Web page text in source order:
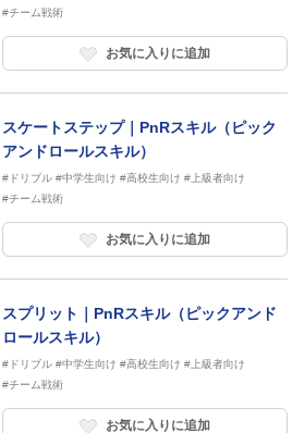
#チーム戦術
お気に入りに追加
スケートステップ｜PnRスキル（ピック
アンドロールスキル）
#ドリブル #中学生向け #高校生向け #上級者向け
#チーム戦術
お気に入りに追加
スプリット｜PnRスキル（ピックアンド
ロールスキル）
#ドリブル #中学生向け #高校生向け #上級者向け
#チーム戦術
お気に入りに追加